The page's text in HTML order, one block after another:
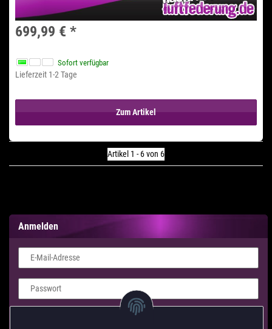
699,99 € *
Sofort verfügbar
Lieferzeit 1-2 Tage
Zum Artikel
Artikel 1 - 6 von 6
Anmelden
E-Mail-Adresse
Passwort